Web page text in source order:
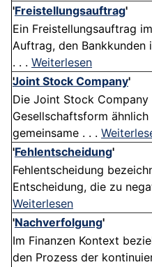
'Freistellungsauftrag'
Ein Freistellungsauftrag
Auftrag, den Bankkunden
. . . Weiterlesen
Joint Stock Company'
Die Joint Stock Company
Gesellschaftsform
gemeinsame . . .
'Fehlentscheidung'
Fehlentscheidung
Entscheidung, die zu
Weiterlesen
'Nachverfolgung'
Im Finanzen Kontext
den Prozess der